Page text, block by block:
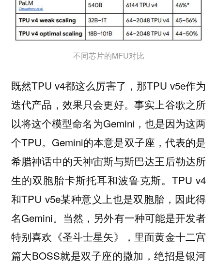
不同芯片的MFU对比
既然TPU v4都这么厉害了，那TPU v5e作为
迭代产品，效果只会更好。事实上谷歌之所
以将这个模型命名为Gemini，也是因为这两
个TPU。Gemini的本意是双子座，代表的是
希腊神话中的天神宙斯与斯巴达王后勒达所
生的双胞胎卡斯托耳和波鲁克斯。TPU v4
和TPU v5e某种意义上也是双胞胎，因此得
名Gemini。当然，另外有一种可能是开发者
特别喜欢《圣斗士星矢》，里面黄金十二宫
篇大BOSS就是双子座的撒加，绝招是银河